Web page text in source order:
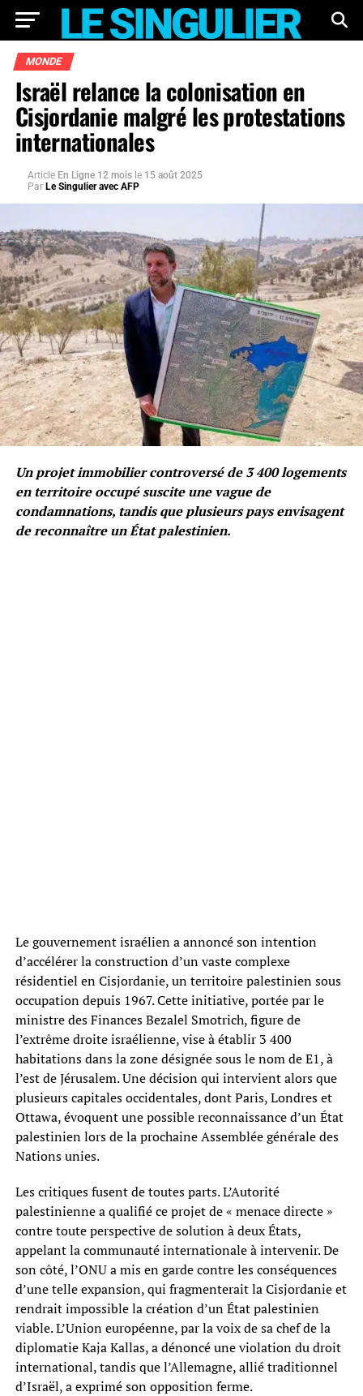
MONDE
Israël relance la colonisation en
Cisjordanie malgré les protestations
internationales
Article En Ligne 12 mois le 15 août 2025
Par Le Singulier avec AFP
Un projet immobilier controversé de 3 400 logements
en territoire occupé suscite une vague de
condamnations, tandis que plusieurs pays envisagent
de reconnaître un État palestinien.
Le gouvernement israélien a annoncé son intention
d’accélérer la construction d’un vaste complexe
résidentiel en Cisjordanie, un territoire palestinien sous
occupation depuis 1967. Cette initiative, portée par le
ministre des Finances Bezalel Smotrich, figure de
l’extrême droite israélienne, vise à établir 3 400
habitations dans la zone désignée sous le nom de E1, à
l’est de Jérusalem. Une décision qui intervient alors que
plusieurs capitales occidentales, dont Paris, Londres et
Ottawa, évoquent une possible reconnaissance d’un État
palestinien lors de la prochaine Assemblée générale des
Nations unies.
Les critiques fusent de toutes parts. L’Autorité
palestinienne a qualifié ce projet de « menace directe »
contre toute perspective de solution à deux États,
appelant la communauté internationale à intervenir. De
son côté, l’ONU a mis en garde contre les conséquences
d’une telle expansion, qui fragmenterait la Cisjordanie et
rendrait impossible la création d’un État palestinien
viable. L’Union européenne, par la voix de sa chef de la
diplomatie Kaja Kallas, a dénoncé une violation du droit
international, tandis que l’Allemagne, allié traditionnel
d’Israël, a exprimé son opposition ferme.